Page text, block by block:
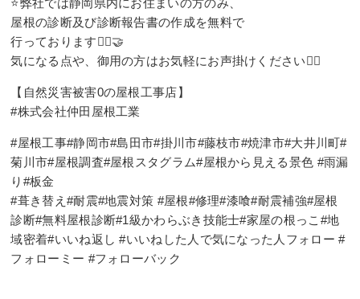
⭐️弊社では静岡県内にお住まいの方のみ、
屋根の診断及び診断報告書の作成を無料で
行っております🙇‍♂️🤝
気になる点や、御用の方はお気軽にお声掛けください👷‍♂️
【自然災害被害0の屋根工事店】
#株式会社仲田屋根工業
#屋根工事#静岡市#島田市#掛川市#藤枝市#焼津市#大井川町#
菊川市#屋根調査#屋根スタグラム#屋根から見える景色 #雨漏
り#板金⠀
#葺き替え#耐震#地震対策 #屋根#修理#漆喰#耐震補強#屋根
診断#無料屋根診断#1級かわらぶき技能士#家屋の根っこ#地
域密着#いいね返し #いいねした人で気になった人フォロー #
フォローミー #フォローバック